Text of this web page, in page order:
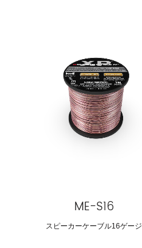
ME-S16
スピーカーケーブル16ゲージ